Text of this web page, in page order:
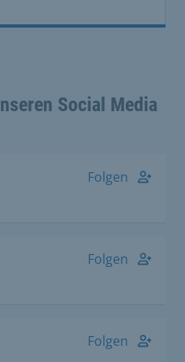
Social Media
Folgen
Folgen
Folgen